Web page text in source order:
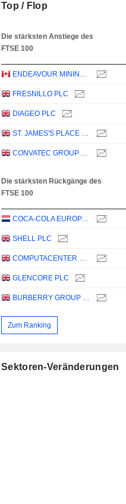
Top / Flop
Die stärksten Anstiege des
FTSE 100
ENDEAVOUR MINING PLC
FRESNILLO PLC
DIAGEO PLC
ST. JAMES'S PLACE PLC
CONVATEC GROUP PLC
Die stärksten Rückgänge des
FTSE 100
COCA-COLA EUROPACIFIC PARTNERS PLC
SHELL PLC
COMPUTACENTER PLC
GLENCORE PLC
BURBERRY GROUP PLC
Zum Ranking
Sektoren-Veränderungen